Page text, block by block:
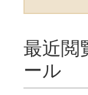
最近閲
ール